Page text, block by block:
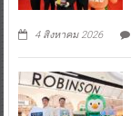
4 สิงหาคม 2026